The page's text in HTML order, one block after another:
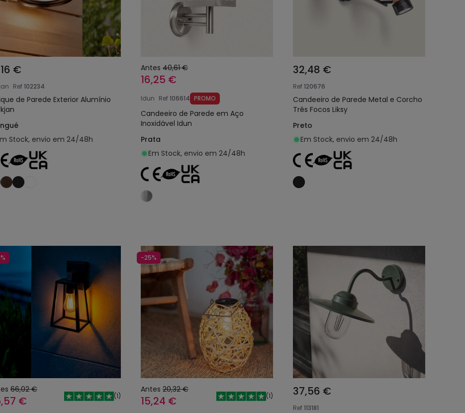
€
Ref102234
de Parede Exterior Alumínio
Stock, envio em 24/48h
Antes 40,61 €
16,25 €
Idun Ref106614 PROMO
Candeeiro de Parede em Aço
Inoxidável Idun
Prata
Em Stock, envio em 24/48h
32,48 €
Ref120676
Candeeiro de Parede Metal e Corcho
Três Focos Liksy
Preto
Em Stock, envio em 24/48h
66,02 €
€ (1)
-25%
Antes 20,32 €
15,24 € (1) 37,56 €
Ref113181